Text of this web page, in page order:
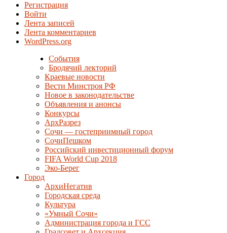
Регистрация
Войти
Лента записей
Лента комментариев
WordPress.org
События
Бродячий лекторий
Краевые новости
Вести Минстроя РФ
Новое в законодательстве
Объявления и анонсы
Конкурсы
АрхРазрез
Сочи — гостеприимный город
СочиПешком
Российский инвестиционный форум
FIFA World Cup 2018
Эко-Берег
Город
АрхиНегатив
Городская среда
Культура
«Умный Сочи»
Администрация города и ГСС